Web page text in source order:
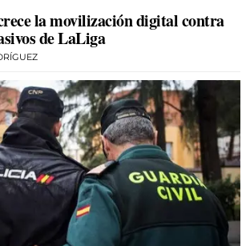
la movilización digital contra
de LaLiga